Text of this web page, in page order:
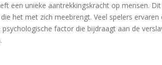
een unieke aantrekkingskracht op mensen.
het met zich meebrengt. Veel spelers
psychologische factor die bijdraagt aan de